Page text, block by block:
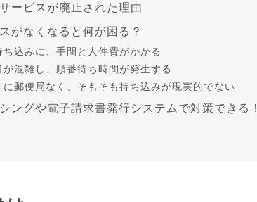
ービスが廃止された理由
がなくなると何が困る？
ち込みに、手間と人件費がかかる
が混雑し、順番待ち時間が発生する
に郵便局なく、そもそも持ち込みが現実的でない
ングや電子請求書発行システムで対策できる！